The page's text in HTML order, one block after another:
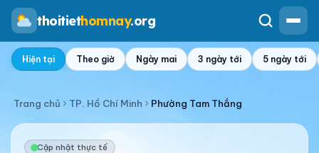
thoitiethomnay.org
Hiện tại Theo giờ Ngày mai 3 ngày tới 5 ngày tới
Trang chủ TP. Hồ Chí Minh Phường Tam Thắng
Cập nhật thực tế